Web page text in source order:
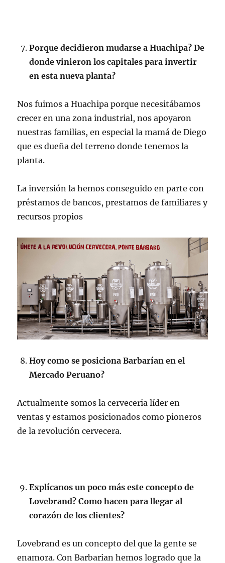
Porque decidieron mudarse a Huachipa? De
donde vinieron los capitales para invertir
en esta nueva planta?
Nos fuimos a Huachipa porque necesitábamos
crecer en una zona industrial, nos apoyaron
nuestras familias, en especial la mamá de Diego
que es dueña del terreno donde tenemos la
planta.
La inversión la hemos conseguido en parte con
préstamos de bancos, prestamos de familiares y
recursos propios
Hoy como se posiciona Barbarían en el
Mercado Peruano?
Actualmente somos la cerveceria líder en
ventas y estamos posicionados como pioneros
de la revolución cervecera.
Explícanos un poco más este concepto de
Lovebrand? Como hacen para llegar al
corazón de los clientes?
Lovebrand es un concepto del que la gente se
enamora. Con Barbarian hemos logrado que la